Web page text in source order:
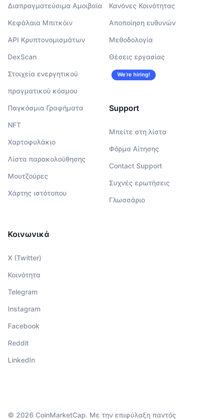
Διαπραγματεύσιμα Αμοιβαία
Κεφάλαια Μπιτκόιν
API Κρυπτονομισμάτων
DexScan
Στοιχεία ενεργητικού
πραγματικού κόσμου
Παγκόσμια Γραφήματα
NFT
Χαρτοφυλάκιο
Λίστα παρακολούθησης
Μουτζούρες
Χάρτης ιστότοπου
Κανόνες Κοινότητας
Αποποίηση ευθυνών
Μεθοδολογία
Θέσεις εργασίας
We’re hiring!
Support
Μπείτε στη λίστα
Φόρμα Αίτησης
Contact Support
Συχνές ερωτήσεις
Γλωσσάριο
Κοινωνικά
X (Twitter)
Κοινότητα
Telegram
Instagram
Facebook
Reddit
LinkedIn
© 2026 CoinMarketCap. Με την επιφύλαξη παντός